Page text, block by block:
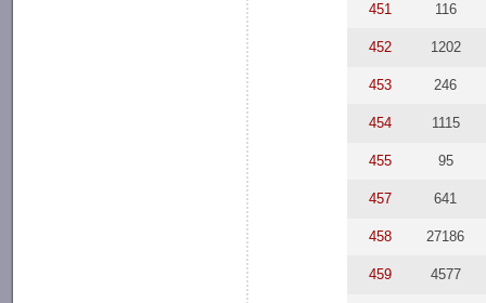
451 116
452 1202
453 246
454 1115
455 95
457 641
458 27186
459 4577